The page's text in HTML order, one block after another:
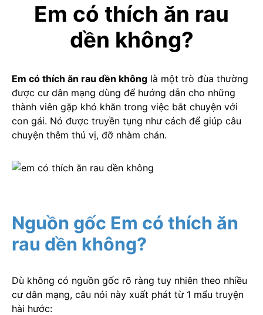
Em có thích ăn rau
dền không?
Em có thích ăn rau dền không là một trò đùa thường
được cư dân mạng dùng để hướng dẫn cho những
thành viên gặp khó khăn trong việc bắt chuyện với
con gái. Nó được truyền tụng như cách để giúp câu
chuyện thêm thú vị, đỡ nhàm chán.
Nguồn gốc Em có thích ăn
rau dền không?
Dù không có nguồn gốc rõ ràng tuy nhiên theo nhiều
cư dân mạng, câu nói này xuất phát từ 1 mẩu truyện
hài hước: